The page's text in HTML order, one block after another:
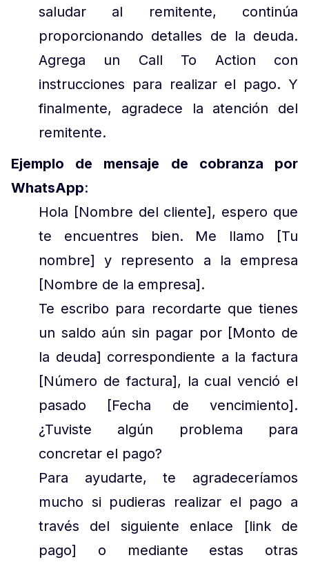
saludar al remitente, continúa
proporcionando detalles de la deuda.
Agrega un Call To Action con
instrucciones para realizar el pago. Y
finalmente, agradece la atención del
remitente.
Ejemplo de mensaje de cobranza por
WhatsApp:
Hola [Nombre del cliente], espero que
te encuentres bien. Me llamo [Tu
nombre] y represento a la empresa
[Nombre de la empresa].
Te escribo para recordarte que tienes
un saldo aún sin pagar por [Monto de
la deuda] correspondiente a la factura
[Número de factura], la cual venció el
pasado [Fecha de vencimiento].
¿Tuviste algún problema para
concretar el pago?
Para ayudarte, te agradeceríamos
mucho si pudieras realizar el pago a
través del siguiente enlace [link de
pago] o mediante estas otras